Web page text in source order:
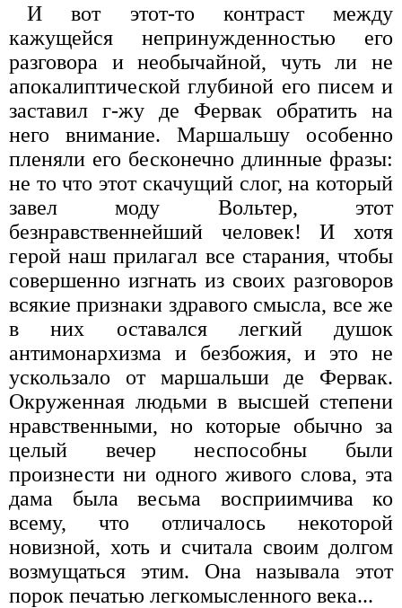
И вот этот-то контраст между
кажущейся непринужденностью его
разговора и необычайной, чуть ли не
апокалиптической глубиной его писем и
заставил г-жу де Фервак обратить на
него внимание. Маршальшу особенно
пленяли его бесконечно длинные фразы:
не то что этот скачущий слог, на который
завел моду Вольтер, этот
безнравственнейший человек! И хотя
герой наш прилагал все старания, чтобы
совершенно изгнать из своих разговоров
всякие признаки здравого смысла, все же
в них оставался легкий душок
антимонархизма и безбожия, и это не
ускользало от маршальши де Фервак.
Окруженная людьми в высшей степени
нравственными, но которые обычно за
целый вечер неспособны были
произнести ни одного живого слова, эта
дама была весьма восприимчива ко
всему, что отличалось некоторой
новизной, хоть и считала своим долгом
возмущаться этим. Она называла этот
порок печатью легкомысленного века...